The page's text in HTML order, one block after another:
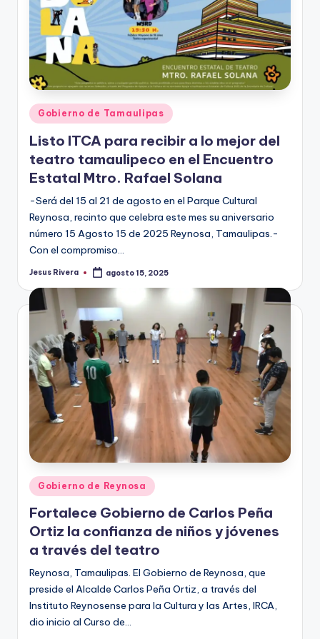
Publicado
en
Gobierno de Tamaulipas
Listo ITCA para recibir a lo mejor del
teatro tamaulipeco en el Encuentro
Estatal Mtro. Rafael Solana
-Será del 15 al 21 de agosto en el Parque Cultural
Reynosa, recinto que celebra este mes su aniversario
número 15 Agosto 15 de 2025 Reynosa, Tamaulipas.-
Con el compromiso…
Publicado
Jesus Rivera agosto 15, 2025
Publicado
en
Gobierno de Reynosa
Fortalece Gobierno de Carlos Peña
Ortiz la confianza de niños y jóvenes
a través del teatro
Reynosa, Tamaulipas. El Gobierno de Reynosa, que
preside el Alcalde Carlos Peña Ortiz, a través del
Instituto Reynosense para la Cultura y las Artes, IRCA,
dio inicio al Curso de…